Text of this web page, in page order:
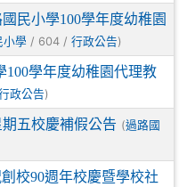
民小學100學年度幼稚園
小學 / 604 / 行政公告)
100學年度幼稚園代理教
政公告)
五校慶補假公告 (過路國
校90週年校慶暨學校社